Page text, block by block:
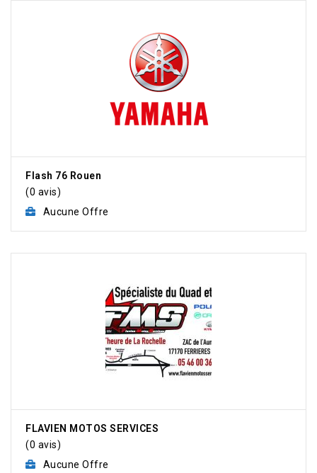
Flash 76 Rouen
(0 avis)
Aucune Offre
FLAVIEN MOTOS SERVICES
(0 avis)
Aucune Offre